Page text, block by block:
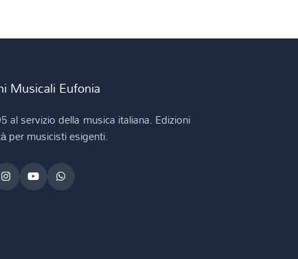
Musicali Eufonia
al servizio della musica italiana. Edizioni
per musicisti esigenti.